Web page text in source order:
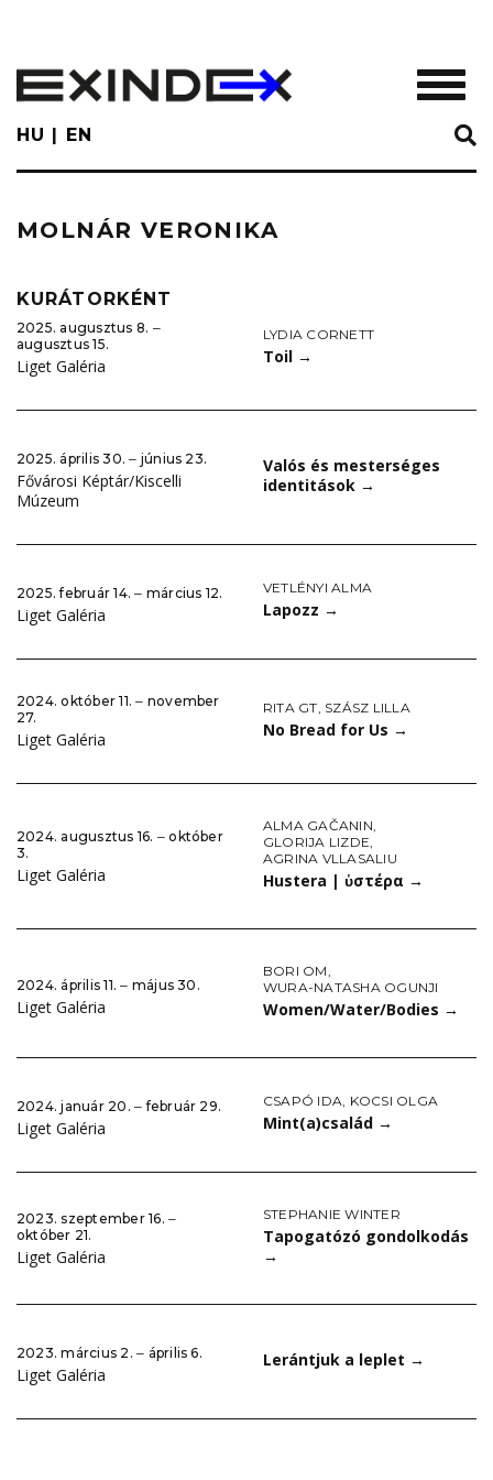
main
content
HU EN
MOLNÁR VERONIKA
KURÁTORKÉNT
2025. augusztus 8. ‒
augusztus 15.
Liget Galéria
LYDIA CORNETT
Toil →
2025. április 30. ‒ június 23.
Fővárosi Képtár/Kiscelli
Múzeum
Valós és mesterséges
identitások →
2025. február 14. ‒ március 12.
Liget Galéria
VETLÉNYI ALMA
Lapozz →
2024. október 11. ‒ november
27.
Liget Galéria
RITA GT SZÁSZ LILLA
No Bread for Us →
2024. augusztus 16. ‒ október
3.
Liget Galéria
ALMA GAČANIN,
GLORIJA LIZDE,
AGRINA VLLASALIU
Hustera | ὑστέρα →
2024. április 11. ‒ május 30.
Liget Galéria
BORI OM,
WURA-NATASHA OGUNJI
Women/Water/Bodies →
2024. január 20. ‒ február 29.
Liget Galéria
CSAPÓ IDA, KOCSI OLGA
Mint(a)család →
2023. szeptember 16. ‒
október 21.
Liget Galéria
STEPHANIE WINTER
Tapogatózó gondolkodás
→
2023. március 2. ‒ április 6.
Liget Galéria
Lerántjuk a leplet →